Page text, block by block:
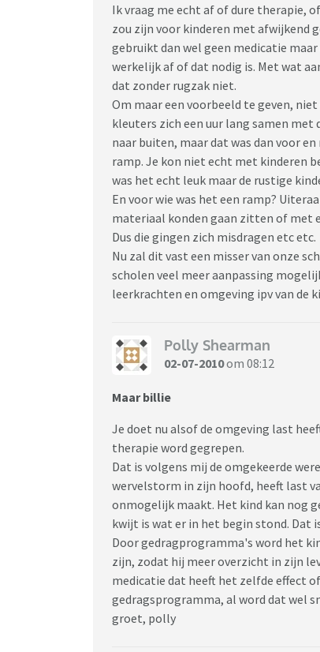
Ik vraag me echt af of dure therapie,
zou zijn voor kinderen met afwijkend
gebruikt dan wel geen medicatie maar
werkelijk af of dat nodig is. Met wat
dat zonder rugzak niet.
Om maar een voorbeeld te geven,
kleuters zich een uur lang samen
naar buiten, maar dat was dan voor
ramp. Je kon niet echt met kinderen
was het echt leuk maar de rustige
En voor wie was het een ramp?
materiaal konden gaan zitten of met
Dus die gingen zich misdragen etc etc.
Nu zal dit vast een misser van onze
scholen veel meer aanpassing
leerkrachten en omgeving ipv van de
Polly Shearman
02-07-2010om 08:12
Maar billie
Je doet nu alsof de omgeving last
therapie word gegrepen.
Dat is volgens mij de omgekeerde
wervelstorm in zijn hoofd, heeft last
onmogelijk maakt. Het kind kan nog
kwijt is wat er in het begin stond. Dat
Door gedragprogramma's word het
zijn, zodat hij meer overzicht in zijn
medicatie dat heeft het zelfde effect
gedragsprogramma, al word dat wel
groet, polly